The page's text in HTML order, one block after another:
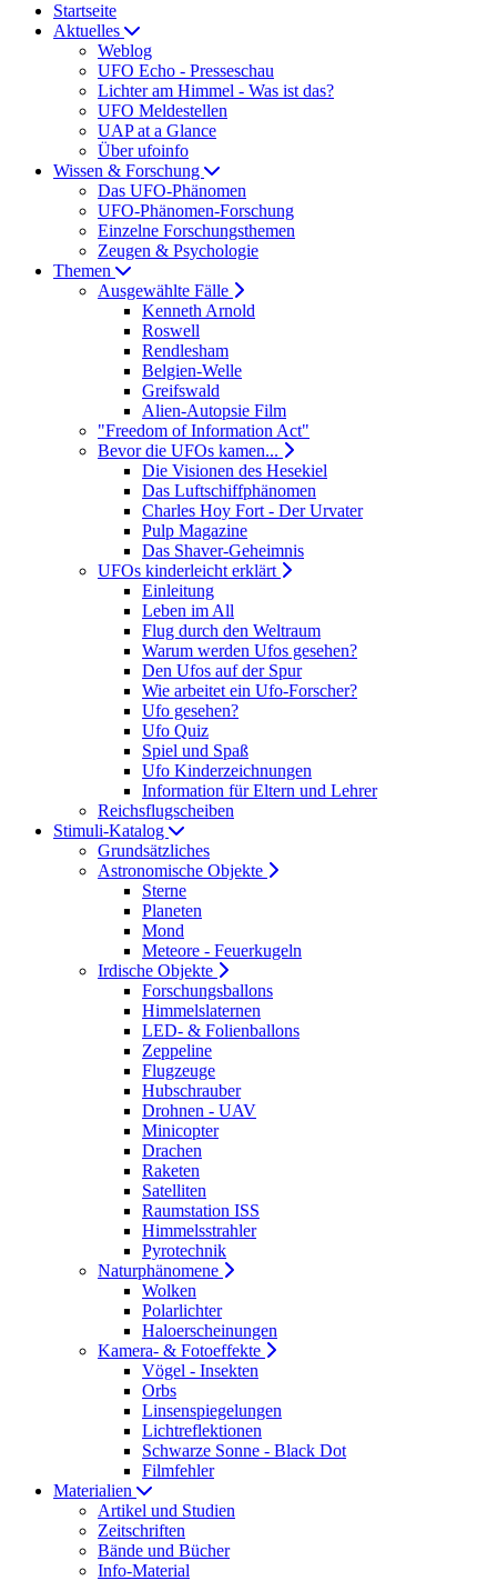
Startseite
Aktuelles
Weblog
UFO Echo - Presseschau
Lichter am Himmel - Was ist das?
UFO Meldestellen
UAP at a Glance
Über ufoinfo
Wissen & Forschung
Das UFO-Phänomen
UFO-Phänomen-Forschung
Einzelne Forschungsthemen
Zeugen & Psychologie
Themen
Ausgewählte Fälle
Kenneth Arnold
Roswell
Rendlesham
Belgien-Welle
Greifswald
Alien-Autopsie Film
"Freedom of Information Act"
Bevor die UFOs kamen...
Die Visionen des Hesekiel
Das Luftschiffphänomen
Charles Hoy Fort - Der Urvater
Pulp Magazine
Das Shaver-Geheimnis
UFOs kinderleicht erklärt
Einleitung
Leben im All
Flug durch den Weltraum
Warum werden Ufos gesehen?
Den Ufos auf der Spur
Wie arbeitet ein Ufo-Forscher?
Ufo gesehen?
Ufo Quiz
Spiel und Spaß
Ufo Kinderzeichnungen
Information für Eltern und Lehrer
Reichsflugscheiben
Stimuli-Katalog
Grundsätzliches
Astronomische Objekte
Sterne
Planeten
Mond
Meteore - Feuerkugeln
Irdische Objekte
Forschungsballons
Himmelslaternen
LED- & Folienballons
Zeppeline
Flugzeuge
Hubschrauber
Drohnen - UAV
Minicopter
Drachen
Raketen
Satelliten
Raumstation ISS
Himmelsstrahler
Pyrotechnik
Naturphänomene
Wolken
Polarlichter
Haloerscheinungen
Kamera- & Fotoeffekte
Vögel - Insekten
Orbs
Linsenspiegelungen
Lichtreflektionen
Schwarze Sonne - Black Dot
Filmfehler
Materialien
Artikel und Studien
Zeitschriften
Bände und Bücher
Info-Material